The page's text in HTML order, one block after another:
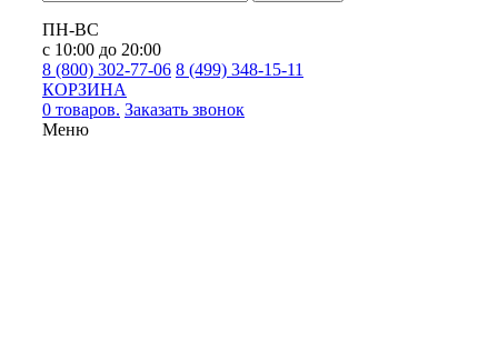
ПН-ВС
с 10:00 до 20:00
8 (800) 302-77-06 8 (499) 348-15-11
КОРЗИНА
0 товаров. Заказать звонок
Меню